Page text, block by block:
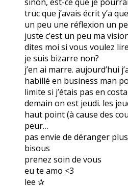
truc que j’avais écrit y’a
un peu une réflexion un
juste c’est un peu ma
dites moi si vous voulez
je suis bizarre non?
j’en ai marre. aujourd’hui
habillé en business man
limite si j’étais pas en
demain on est jeudi. les
haut point (à cause des
peur…
pas envie de déranger plus
bisous
prenez soin de vous
eu te amo <3
lee ✰